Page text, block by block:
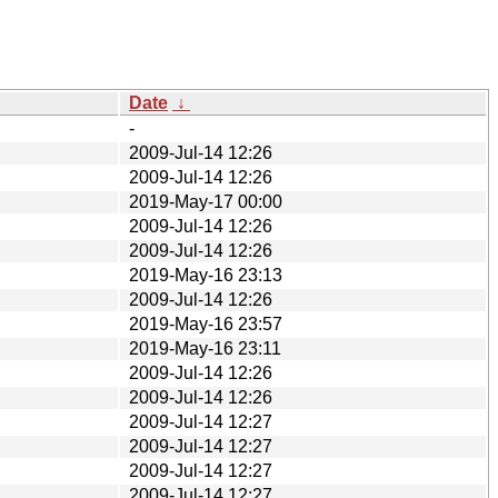
Date ↓
-
2009-Jul-14 12:26
2009-Jul-14 12:26
2019-May-17 00:00
2009-Jul-14 12:26
2009-Jul-14 12:26
2019-May-16 23:13
2009-Jul-14 12:26
2019-May-16 23:57
2019-May-16 23:11
2009-Jul-14 12:26
2009-Jul-14 12:26
2009-Jul-14 12:27
2009-Jul-14 12:27
2009-Jul-14 12:27